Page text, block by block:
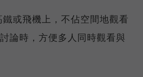
鐵或飛機上，不佔空間地觀看
論時，方便多人同時觀看與